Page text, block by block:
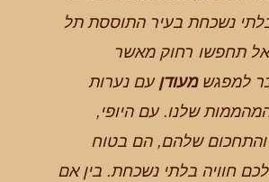
בלתי נשכחת בעיר התוססת תל
תחפשו רחוק מאשר
למפגשמעודן עם נערות
המהממות שלנו. עם היופי,
שלהם, הם בטוח
חוויה בלתי נשכחת. בין אם